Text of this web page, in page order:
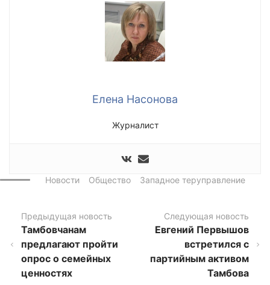
Елена Насонова
Журналист
Новости Общество Западное теруправление
Предыдущая новость
Тамбовчанам
предлагают пройти
опрос о семейных
ценностях
Следующая новость
Евгений Первышов
встретился с
партийным активом
Тамбова